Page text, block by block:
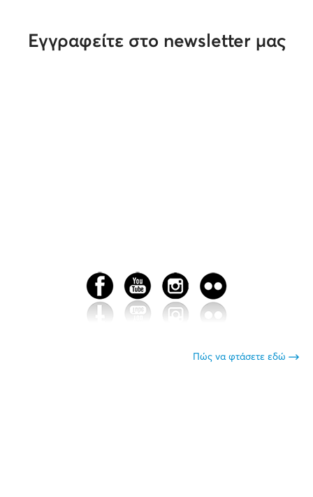
Εγγραφείτε στο newsletter μας
Πώς να φτάσετε εδώ